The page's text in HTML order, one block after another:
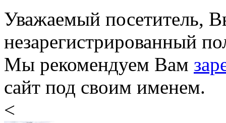
Уважаемый посетитель,
незарегистрированный
Мы рекомендуем Вам
сайт под своим именем.
<